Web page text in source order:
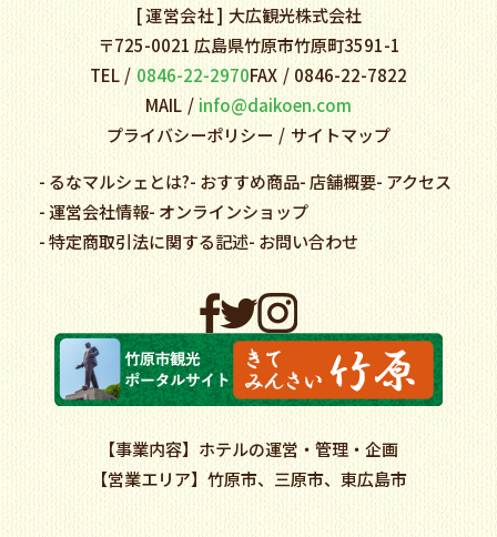
運営会社
大広観光株式会社
〒725-0021 広島県竹原市竹原町3591-1
TEL
0846-22-2970FAX
0846-22-7822
MAIL
info@daikoen.com
プライバシーポリシー
サイトマップ
るなマルシェとは? おすすめ商品 店舗概要 アクセス
運営会社情報 オンラインショップ
特定商取引法に関する記述 お問い合わせ
事業内容
ホテルの運営・管理・企画
営業エリア
竹原市、三原市、東広島市